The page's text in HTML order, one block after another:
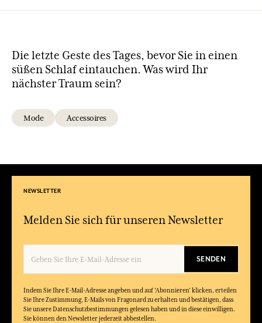
Die letzte Geste des Tages, bevor Sie in einen
süßen Schlaf eintauchen. Was wird Ihr
nächster Traum sein?
Mode Accessoires
NEWSLETTER
Melden Sie sich für unseren Newsletter
SENDEN
Indem Sie Ihre E-Mail-Adresse angeben und auf 'Abonnieren' klicken, erteilen
Sie Ihre Zustimmung, E-Mails von Fragonard zu erhalten und bestätigen, dass
Sie unsere Datenschutzbestimmungen gelesen haben und in diese einwilligen.
Sie können den Newsletter jederzeit abbestellen.